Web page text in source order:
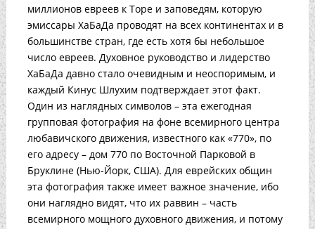
миллионов евреев к Торе и заповедям, которую
эмиссары ХаБаДа проводят на всех континентах и в
большинстве стран, где есть хотя бы небольшое
число евреев. Духовное руководство и лидерство
ХаБаДа давно стало очевидным и неоспоримым, и
каждый Кинус Шлухим подтверждает этот факт.
Один из наглядных символов – эта ежегодная
групповая фотография на фоне всемирного центра
любавичского движения, известного как «770», по
его адресу – дом 770 по Восточной Парковой в
Бруклине (Нью-Йорк, США). Для еврейских общин
эта фотография также имеет важное значение, ибо
они наглядно видят, что их раввин – часть
всемирного мощного духовного движения, и потому